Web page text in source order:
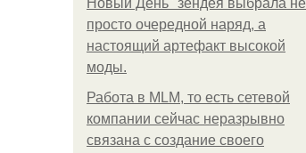
Новый День" зендея выбрала не
просто очередной наряд, а
настоящий артефакт высокой
моды.
Работа в MLM, то есть сетевой
компании сейчас неразрывно
связана с создание своего